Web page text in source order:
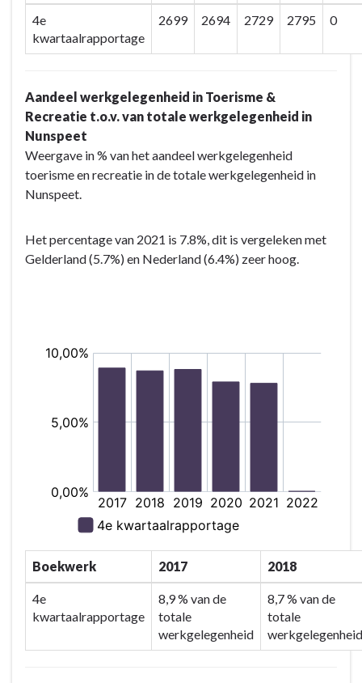
4e
kwartaalrapportage
2699 2694 2729 2795 0
Aandeel werkgelegenheid in Toerisme &
Recreatie t.o.v. van totale werkgelegenheid in
Nunspeet
Weergave in % van het aandeel werkgelegenheid
toerisme en recreatie in de totale werkgelegenheid in
Nunspeet.
Het percentage van 2021 is 7.8%, dit is vergeleken met
Gelderland (5.7%) en Nederland (6.4%) zeer hoog.
Boekwerk 2017 2018
4e
kwartaalrapportage
8,9 % van de
totale
werkgelegenheid
8,7 % van de
totale
werkgelegenheid